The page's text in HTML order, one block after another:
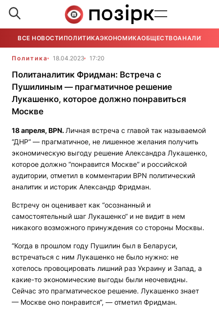
ВСЕ НОВОСТИ ПОЛИТИКАЭКОНОМИКАОБЩЕСТВОАНАЛИТИКА
Политика 18.04.2023 17:20
Политаналитик Фридман: Встреча с
Пушилиным — прагматичное решение
Лукашенко, которое должно понравиться
Москве
18 апреля, BPN.Личная встреча с главой так называемой
“ДНР“ — прагматичное, не лишенное желания получить
экономическую выгоду решение Александра Лукашенко,
которое должно “понравится Москве“ и российской
аудитории, отметил в комментарии BPN политический
аналитик и историк Александр Фридман.
Встречу он оценивает как “осознанный и
самостоятельный шаг Лукашенко“ и не видит в нем
никакого возможного принуждения со стороны Москвы.
“Когда в прошлом году Пушилин был в Беларуси,
встречаться с ним Лукашенко не было нужно: не
хотелось провоцировать лишний раз Украину и Запад, а
какие-то экономические выгоды были неочевидны.
Сейчас это прагматическое решение. Лукашенко знает
— Москве оно понравится“, — отметил Фридман.